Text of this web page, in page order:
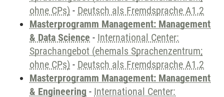
ohne CPs) - Deutsch als Fremdsprache A1.2
Masterprogramm Management: Management
& Data Science - International Center:
Sprachangebot (ehemals Sprachenzentrum;
ohne CPs) - Deutsch als Fremdsprache A1.2
Masterprogramm Management: Management
& Engineering - International Center: